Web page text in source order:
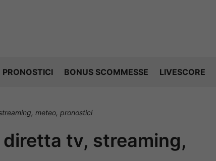
PRONOSTICI BONUS SCOMMESSE LIVESCORE
meteo, pronostici
diretta tv, streaming,